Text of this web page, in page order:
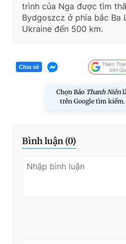
trình của Nga được tìm
Bydgoszcz ở phía bắc Ba
Ukraine đến 500 km.
Chia sẻ
Chọn Báo Thanh Niên
trên Google tìm kiếm.
Bình luận (0)